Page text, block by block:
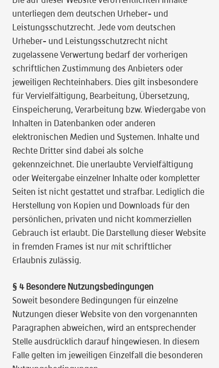
unterliegen dem deutschen Urheber- und
Leistungsschutzrecht. Jede vom deutschen
Urheber- und Leistungsschutzrecht nicht
zugelassene Verwertung bedarf der vorherigen
schriftlichen Zustimmung des Anbieters oder
jeweiligen Rechteinhabers. Dies gilt insbesondere
für Vervielfältigung, Bearbeitung, Übersetzung,
Einspeicherung, Verarbeitung bzw. Wiedergabe von
Inhalten in Datenbanken oder anderen
elektronischen Medien und Systemen. Inhalte und
Rechte Dritter sind dabei als solche
gekennzeichnet. Die unerlaubte Vervielfältigung
oder Weitergabe einzelner Inhalte oder kompletter
Seiten ist nicht gestattet und strafbar. Lediglich die
Herstellung von Kopien und Downloads für den
persönlichen, privaten und nicht kommerziellen
Gebrauch ist erlaubt. Die Darstellung dieser Website
in fremden Frames ist nur mit schriftlicher
Erlaubnis zulässig.
§ 4 Besondere Nutzungsbedingungen
Soweit besondere Bedingungen für einzelne
Nutzungen dieser Website von den vorgenannten
Paragraphen abweichen, wird an entsprechender
Stelle ausdrücklich darauf hingewiesen. In diesem
Falle gelten im jeweiligen Einzelfall die besonderen